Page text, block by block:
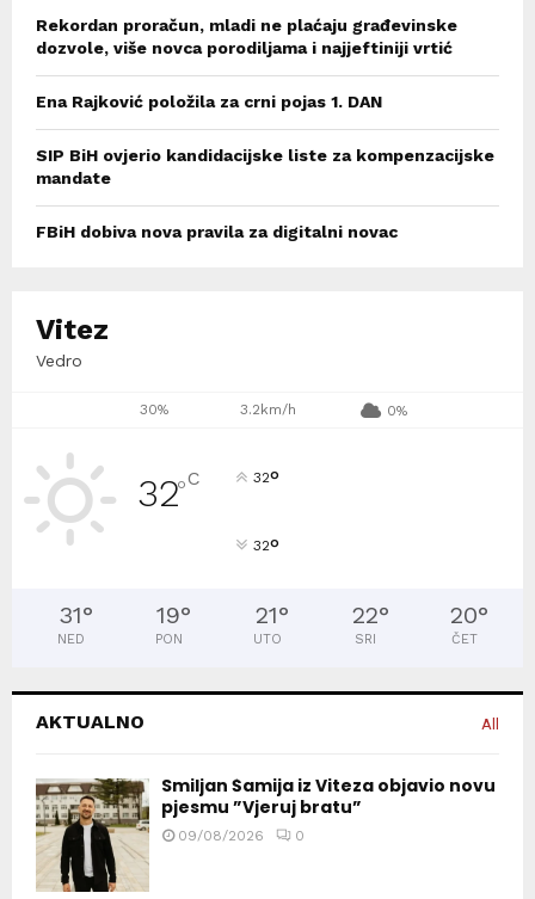
Rekordan proračun, mladi ne plaćaju građevinske
dozvole, više novca porodiljama i najjeftiniji vrtić
Ena Rajković položila za crni pojas 1. DAN
SIP BiH ovjerio kandidacijske liste za kompenzacijske
mandate
FBiH dobiva nova pravila za digitalni novac
Vitez
Vedro
30% 3.2km/h 0%
32°C 32°
32°
31°
NED
19°
PON
21°
UTO
22°
SRI
20°
ČET
AKTUALNO All
Smiljan Šamija iz Viteza objavio novu
pjesmu ”Vjeruj bratu”
09/08/2026 0